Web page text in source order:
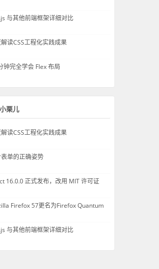
与其他前端框架详细对比
读CSS工程化实践成果
钟完全学会 Flex 布局
栗儿
读CSS工程化实践成果
单的正确姿势
16.0.0 正式发布，改用 MIT 许可证
Firefox 57更名为Firefox Quantum
与其他前端框架详细对比